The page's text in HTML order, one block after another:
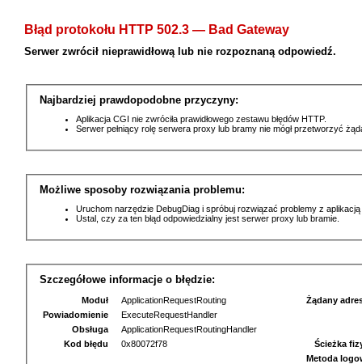
Błąd protokołu HTTP 502.3 — Bad Gateway
Serwer zwrócił nieprawidłową lub nie rozpoznaną odpowiedź.
Najbardziej prawdopodobne przyczyny:
Aplikacja CGI nie zwróciła prawidłowego zestawu błędów HTTP.
Serwer pełniący rolę serwera proxy lub bramy nie mógł przetworzyć
Możliwe sposoby rozwiązania problemu:
Uruchom narzędzie DebugDiag i spróbuj rozwiązać problemy z
Ustal, czy za ten błąd odpowiedzialny jest serwer proxy lub bramie.
Szczegółowe informacje o błędzie:
Moduł
ApplicationRequestRouting
Powiadomienie
ExecuteRequestHandler
Obsługa
ApplicationRequestRoutingHandler
Kod błędu
0x80072f78
Żądany
Ścieżka
Metoda